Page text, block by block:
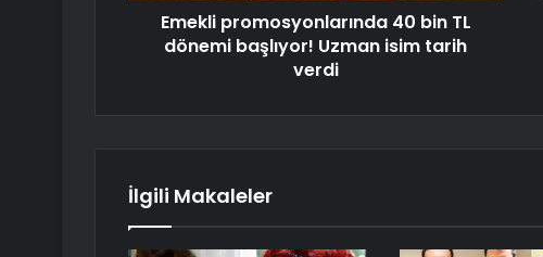
Emekli promosyonlarında 40 bin TL
dönemi başlıyor! Uzman isim tarih
verdi
İlgili Makaleler